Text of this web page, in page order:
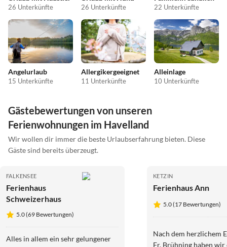
26 Unterkünfte 26 Unterkünfte 22 Unterkünfte
Angelurlaub
15 Unterkünfte
Allergikergeeignet
11 Unterkünfte
Alleinlage
10 Unterkünfte
Gästebewertungen von unseren
Ferienwohnungen im Havelland
Wir wollen dir immer die beste Urlaubserfahrung bieten. Diese
Gäste sind bereits überzeugt.
FALKENSEE
Ferienhaus
Schweizerhaus
5.0 (69 Bewertungen)
Alles in allem ein sehr gelungener
KETZIN
Ferienhaus Ann
5.0 (17 Bewertungen)
Nach dem herzlichem
Fr. Brühning haben wir